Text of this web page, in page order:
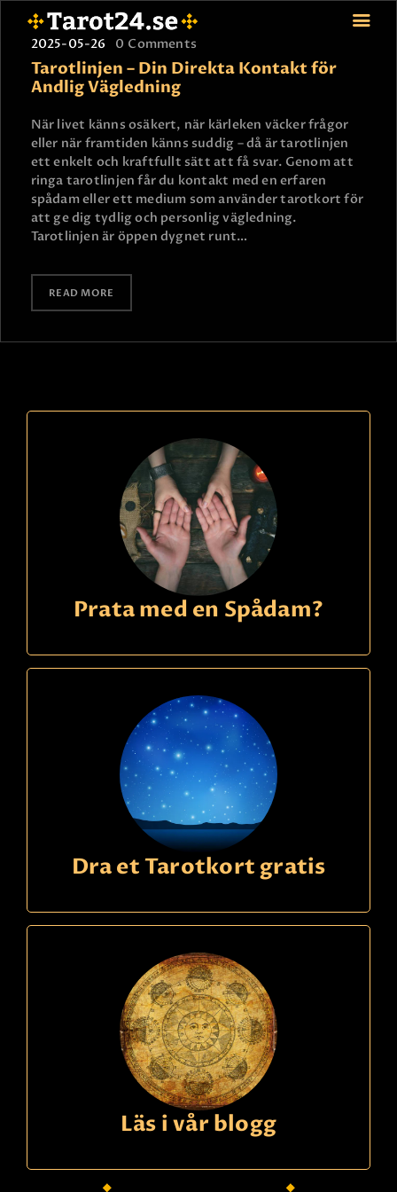
HEM
ASTROLOGI
STJÄRNTECKEN
TAROT
SPÅDAM-SIERSKA
BLOGG
JOBBA SOM SPÅDAM
BETALNING
2025-05-26 0 Comments
Tarotlinjen – Din Direkta Kontakt för
Andlig Vägledning
När livet känns osäkert, när kärleken väcker frågor
eller när framtiden känns suddig – då är tarotlinjen
ett enkelt och kraftfullt sätt att få svar. Genom att
ringa tarotlinjen får du kontakt med en erfaren
spådam eller ett medium som använder tarotkort för
att ge dig tydlig och personlig vägledning.
Tarotlinjen är öppen dygnet runt…
READ MORE
Prata med en Spådam?
Dra et Tarotkort gratis
Läs i vår blogg